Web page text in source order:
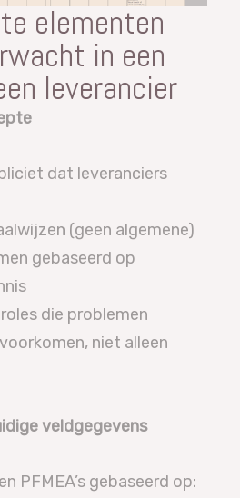
elementen
in een
leverancier
dat leveranciers
(geen algemene)
gebaseerd op
die problemen
niet alleen
veldgegevens
PFMEA’s gebaseerd op: